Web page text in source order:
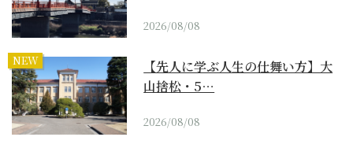
2026/08/08
NEW
【先人に学ぶ人生の仕舞い方】大
山捨松・5…
2026/08/08